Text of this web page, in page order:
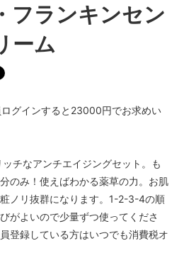
フランキンセン
ーム
グインすると23000円でお求めい
チなアンチエイジングセット。も
のみ！使えばわかる薬草の力。お肌
ノリ抜群になります。1-2-3-4の順
がよいので少量ずつ使ってくださ
登録している方はいつでも消費税オ